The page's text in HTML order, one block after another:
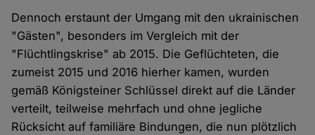
Dennoch erstaunt der Umgang mit den ukrainischen
"Gästen", besonders im Vergleich mit der
"Flüchtlingskrise" ab 2015. Die Geflüchteten, die
zumeist 2015 und 2016 hierher kamen, wurden
gemäß Königsteiner Schlüssel direkt auf die Länder
verteilt, teilweise mehrfach und ohne jegliche
Rücksicht auf familiäre Bindungen, die nun plötzlich